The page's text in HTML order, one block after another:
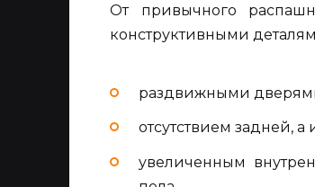
От привычного
конструктивными
раздвижными
отсутствием задней, а
увеличенным